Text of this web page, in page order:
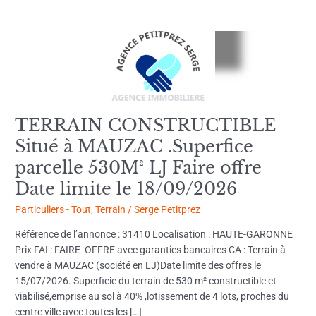
TERRAIN CONSTRUCTIBLE
Situé à MAUZAC .Superfice
parcelle 530M² LJ Faire offre
Date limite le 18/09/2026
Particuliers - Tout,Terrain /Serge Petitprez
Référence de l’annonce : 31410 Localisation : HAUTE-GARONNE
Prix FAI : FAIRE OFFRE avec garanties bancaires CA : Terrain à
vendre à MAUZAC (société en LJ)Date limite des offres le
15/07/2026. Superficie du terrain de 530 m² constructible et
viabilisé,emprise au sol à 40% ,lotissement de 4 lots, proches du
centre ville avec toutes les […]
.Superfice
parcelle
530M²
LJ
Faire
offre
Date
le
18/09/2026